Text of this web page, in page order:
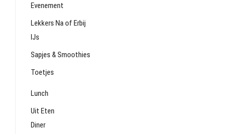
Evenement
Lekkers Na of Erbij
IJs
Sapjes & Smoothies
Toetjes
Lunch
Uit Eten
Diner